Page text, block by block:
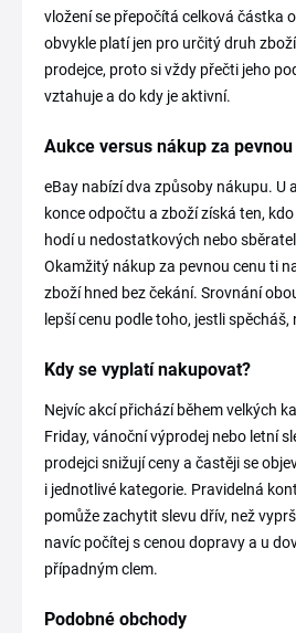
vložení se přepočítá celková částka
obvykle platí jen pro určitý druh
prodejce, proto si vždy přečti jeho
vztahuje a do kdy je aktivní.
Aukce versus nákup za
eBay nabízí dva způsoby nákupu. U
konce odpočtu a zboží získá ten,
hodí u nedostatkových nebo
Okamžitý nákup za pevnou cenu ti
zboží hned bez čekání. Srovnání
lepší cenu podle toho, jestli
Kdy se vyplatí nakupovat?
Nejvíc akcí přichází během velkých
Friday, vánoční výprodej nebo letní
prodejci snižují ceny a častěji se
i jednotlivé kategorie. Pravidelná
pomůže zachytit slevu dřív, než
navíc počítej s cenou dopravy a u
případným clem.
Podobné obchody